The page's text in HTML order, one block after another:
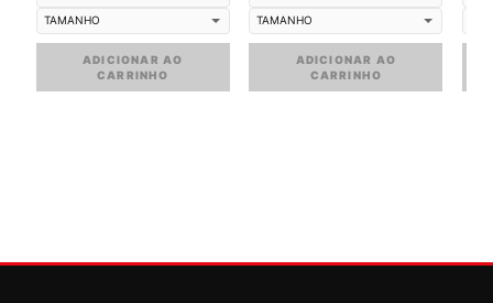
ADICIONAR AO
CARRINHO
ADICIONAR AO
CARRINHO